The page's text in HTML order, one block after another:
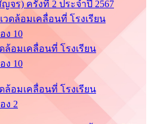
ญจร) ครั้งที่ 2 ประจำปี 2567
ล้อมเคลื่อนที่ โรงเรียน
ง 10
ล้อมเคลื่อนที่ โรงเรียน
ง 2